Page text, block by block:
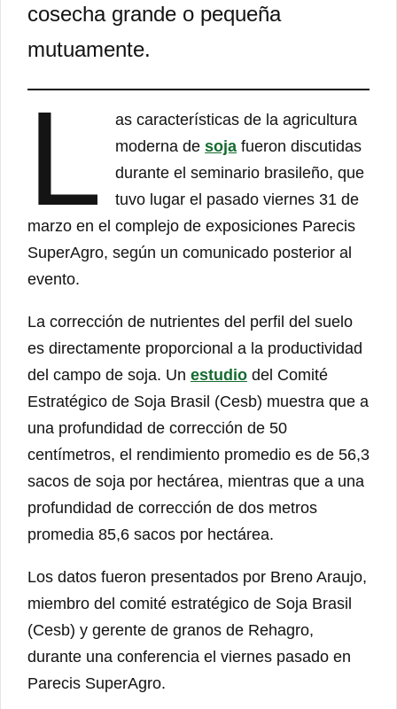
cosecha grande o pequeña
mutuamente.
L
as características de la agricultura
moderna desoja fueron discutidas
durante el seminario brasileño, que
tuvo lugar el pasado viernes 31 de
marzo en el complejo de exposiciones Parecis
SuperAgro, según un comunicado posterior al
evento.
La corrección de nutrientes del perfil del suelo
es directamente proporcional a la productividad
del campo de soja. Un estudio del Comité
Estratégico de Soja Brasil (Cesb) muestra que a
una profundidad de corrección de 50
centímetros, el rendimiento promedio es de 56,3
sacos de soja por hectárea, mientras que a una
profundidad de corrección de dos metros
promedia 85,6 sacos por hectárea.
Los datos fueron presentados por Breno Araujo,
miembro del comité estratégico de Soja Brasil
(Cesb) y gerente de granos de Rehagro,
durante una conferencia el viernes pasado en
Parecis SuperAgro.